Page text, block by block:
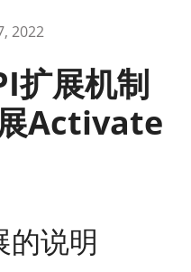
2022
扩展机制
Activate
的说明